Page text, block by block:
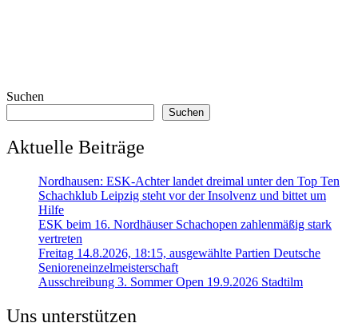
Suchen
Suchen
Aktuelle Beiträge
Nordhausen: ESK-Achter landet dreimal unter den Top Ten
Schachklub Leipzig steht vor der Insolvenz und bittet um
Hilfe
ESK beim 16. Nordhäuser Schachopen zahlenmäßig stark
vertreten
Freitag 14.8.2026, 18:15, ausgewählte Partien Deutsche
Senioreneinzelmeisterschaft
Ausschreibung 3. Sommer Open 19.9.2026 Stadtilm
Uns unterstützen